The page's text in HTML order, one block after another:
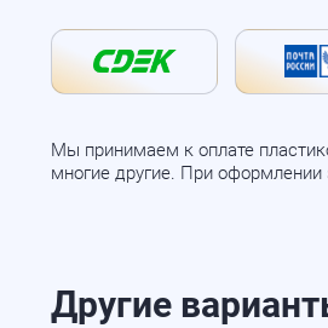
Мы принимаем к оплате
многие другие. При
Другие